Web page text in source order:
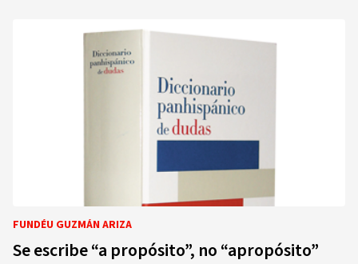
FUNDÉU GUZMÁN ARIZA
Se escribe “a propósito”, no “apropósito”